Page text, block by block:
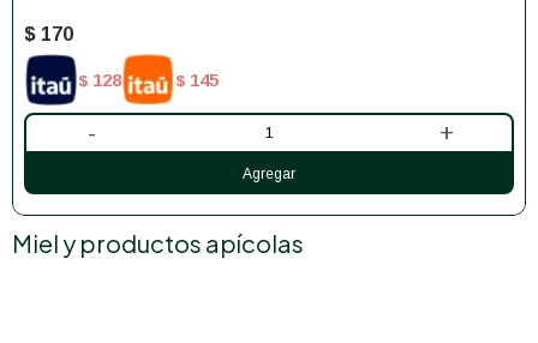
$ 170
$ 128 $ 145
- +
Miel y productos apícolas